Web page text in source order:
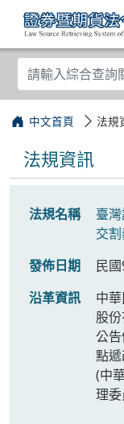
中文首頁 法規
法規資訊
法規名稱
臺
交
發佈日期
民
沿革資訊
中
股
公
點
(中
理